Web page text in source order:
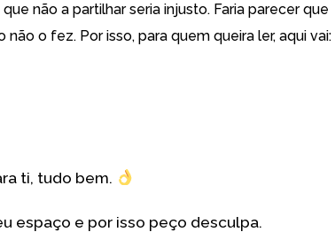
não a partilhar seria injusto. Faria parecer que
o fez. Por isso, para quem queira ler, aqui vai:
ti, tudo bem.
espaço e por isso peço desculpa.